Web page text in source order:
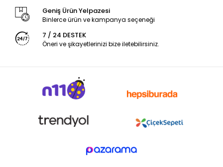
Geniş Ürün Yelpazesi
Binlerce ürün ve kampanya seçeneği
7 / 24 DESTEK
Öneri ve şikayetlerinizi bize iletebilirsiniz.